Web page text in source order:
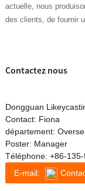
actuelle, nous
des clients, de fournir
Contactez nous
Dongguan
Contact: Fiona
département:
Poster: Manager
Téléphone: +86-
E-mail: